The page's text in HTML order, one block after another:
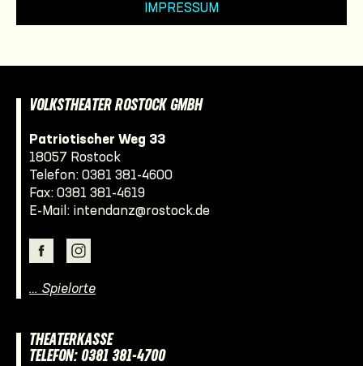
IMPRESSUM
VOLKSTHEATER ROSTOCK GMBH
Patriotischer Weg 33
18057 Rostock
Telefon: 0381 381-4600
Fax: 0381 381-4619
E-Mail: intendanz@rostock.de
… Spielorte
THEATERKASSE
TELEFON: 0381 381-4700